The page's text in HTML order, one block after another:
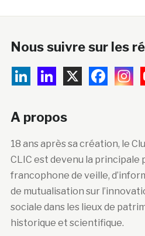
Nous suivre sur les
A propos
18 ans après sa création, le
CLIC est devenu la principale
francophone de veille,
de mutualisation sur
sociale dans les lieux de
historique et scientifique.